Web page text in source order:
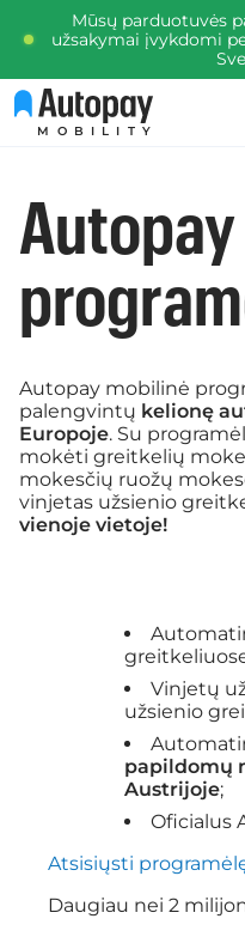
Mūsų parduotuvės
užsakymai įvykdomi
MOBILITY
Autopay mobilinė
palengvintų kelionę
Europoje. Su
mokėti greitkelių
mokesčių ruožų
vinjetas užsienio
vienoje vietoje!
Vinjetų
užsienio
papildomų
Austrijoje;
Oficialus
Atsisiųsti
Daugiau nei 2